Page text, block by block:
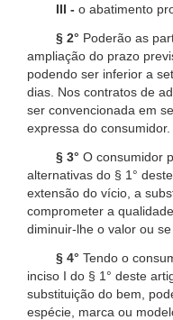
III - o abatimento
§ 2° Poderão as
ampliação do prazo
podendo ser inferior a
dias. Nos contratos de
ser convencionada em
expressa do consumidor.
§ 3° O consumidor
alternativas do § 1°
extensão do vício, a
comprometer a
diminuir-lhe o valor ou
§ 4° Tendo o
inciso I do § 1° deste
substituição do bem,
espécie, marca ou